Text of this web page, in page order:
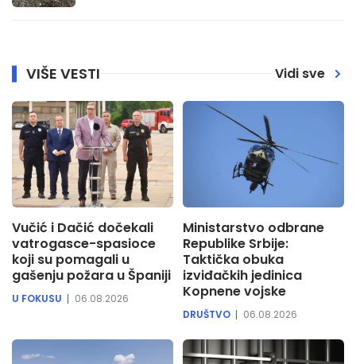
VIŠE VESTI Vidi sve
Vučić i Dačić dočekali
vatrogasce-spasioce
koji su pomagali u
gašenju požara u Španiji
U FOKUSU 06.08.2026
Ministarstvo odbrane
Republike Srbije:
Taktička obuka
izviđačkih jedinica
Kopnene vojske
DRUŠTVO 06.08.2026